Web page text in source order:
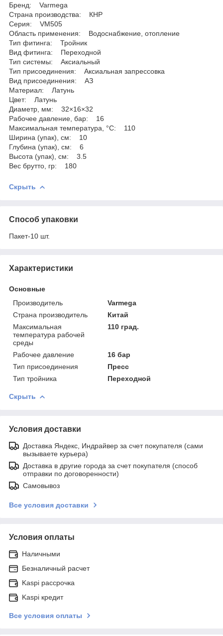
Бренд: Varmega
Страна производства: КНР
Серия: VM505
Область применения: Водоснабжение, отопление
Тип фитинга: Тройник
Вид фитинга: Переходной
Тип системы: Аксиальный
Тип присоединения: Аксиальная запрессовка
Вид присоединения: АЗ
Материал: Латунь
Цвет: Латунь
Диаметр, мм: 32×16×32
Рабочее давление, бар: 16
Максимальная температура, °С: 110
Ширина (упак), см: 10
Глубина (упак), см: 6
Высота (упак), см: 3.5
Вес брутто, гр: 180
Скрыть
Способ упаковки
Пакет-10 шт.
Характеристики
Основные
Производитель
Varmega
Страна производитель
Китай
Максимальная
температура рабочей
среды
110 град.
Рабочее давление
16 бар
Тип присоединения
Пресс
Тип тройника
Переходной
Скрыть
Условия доставки
Доставка Яндекс, Индрайвер за счет покупателя (сами
вызываете курьера)
Доставка в другие города за счет покупателя (способ
отправки по договоренности)
Самовывоз
Все условия доставки
Условия оплаты
Наличными
Безналичный расчет
Kaspi рассрочка
Kaspi кредит
Все условия оплаты